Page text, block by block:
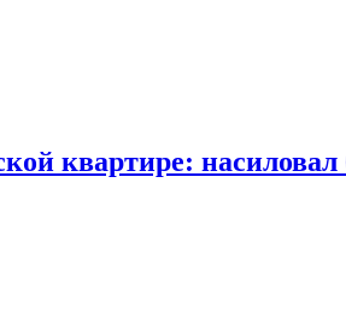
квартире: насиловал